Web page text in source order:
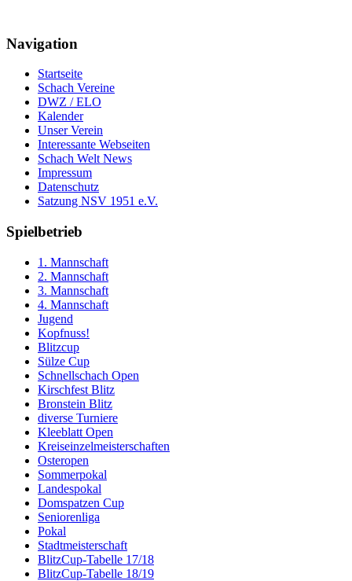
Navigation
Startseite
Schach Vereine
DWZ / ELO
Kalender
Unser Verein
Interessante Webseiten
Schach Welt News
Impressum
Datenschutz
Satzung NSV 1951 e.V.
Spielbetrieb
1. Mannschaft
2. Mannschaft
3. Mannschaft
4. Mannschaft
Jugend
Kopfnuss!
Blitzcup
Sülze Cup
Schnellschach Open
Kirschfest Blitz
Bronstein Blitz
diverse Turniere
Kleeblatt Open
Kreiseinzelmeisterschaften
Osteropen
Sommerpokal
Landespokal
Domspatzen Cup
Seniorenliga
Pokal
Stadtmeisterschaft
BlitzCup-Tabelle 17/18
BlitzCup-Tabelle 18/19